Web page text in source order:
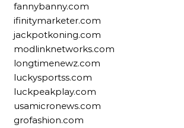
fannybanny.com
ifinitymarketer.com
jackpotkoning.com
modlinknetworks.com
longtimenewz.com
luckysportss.com
luckpeakplay.com
usamicronews.com
grofashion.com